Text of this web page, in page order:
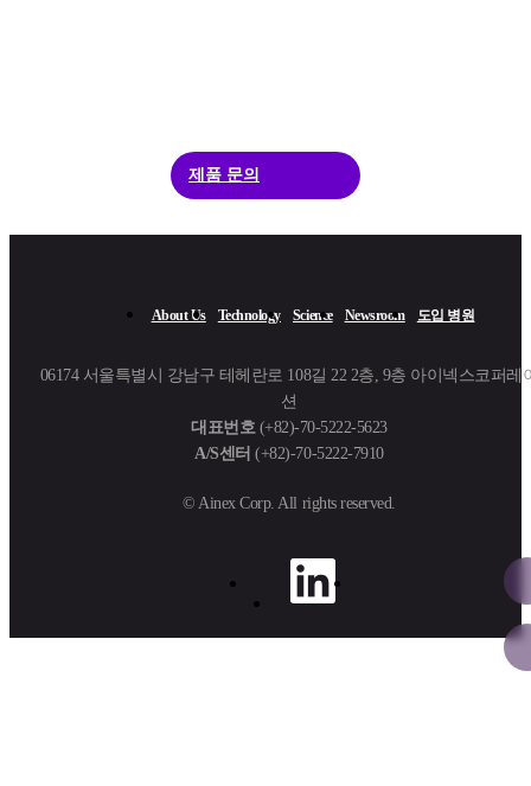
제품 문의
About Us​ Technology Science Newsroom 도입 병원
06174 서울특별시 강남구 테헤란로 108길 22 2층, 9층 아이넥스코퍼레
션
대표번호 (+82)-70-5222-5623
A/S센터 (+82)-70-5222-7910
© Ainex Corp. All rights reserved.